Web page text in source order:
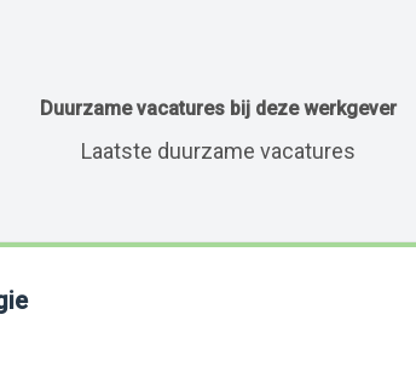
Duurzame vacatures bij deze werkgever
Laatste duurzame vacatures